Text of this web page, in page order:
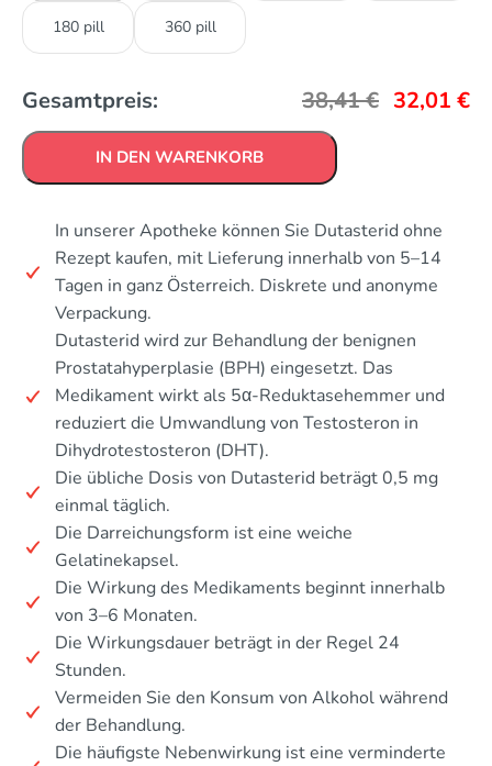
180 pill 360 pill
Gesamtpreis: 38,41€ 32,01 €
IN DEN WARENKORB
In unserer Apotheke können Sie Dutasterid ohne
Rezept kaufen, mit Lieferung innerhalb von 5–14
Tagen in ganz Österreich. Diskrete und anonyme
Verpackung.
Dutasterid wird zur Behandlung der benignen
Prostatahyperplasie (BPH) eingesetzt. Das
Medikament wirkt als 5α-Reduktasehemmer und
reduziert die Umwandlung von Testosteron in
Dihydrotestosteron (DHT).
Die übliche Dosis von Dutasterid beträgt 0,5 mg
einmal täglich.
Die Darreichungsform ist eine weiche
Gelatinekapsel.
Die Wirkung des Medikaments beginnt innerhalb
von 3–6 Monaten.
Die Wirkungsdauer beträgt in der Regel 24
Stunden.
Vermeiden Sie den Konsum von Alkohol während
der Behandlung.
Die häufigste Nebenwirkung ist eine verminderte